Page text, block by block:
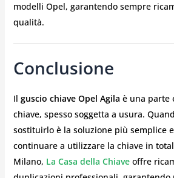
modelli Opel, garantendo sempre
qualità.
Conclusione
Il guscio chiave Opel Agila è una parte
chiave, spesso soggetta a usura.
sostituirlo è la soluzione più semplice
continuare a utilizzare la chiave in
Milano, La Casa della Chiaveoffre